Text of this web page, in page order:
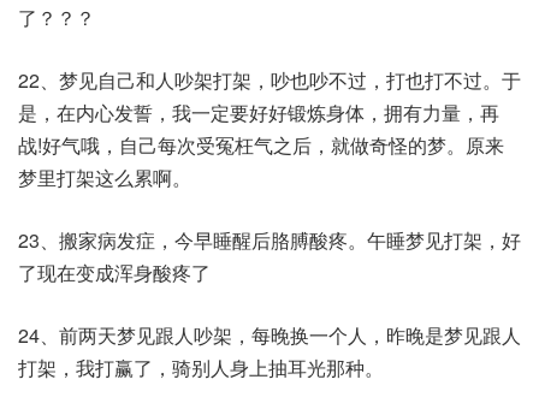
了？？？
22、梦见自己和人吵架打架，吵也吵不过，打也打不过。于
是，在内心发誓，我一定要好好锻炼身体，拥有力量，再
战!好气哦，自己每次受冤枉气之后，就做奇怪的梦。原来
梦里打架这么累啊。​
23、搬家病发症，今早睡醒后胳膊酸疼。午睡梦见打架，好
了现在变成浑身酸疼了
24、前两天梦见跟人吵架，每晚换一个人，昨晚是梦见跟人
打架，我打赢了，骑别人身上抽耳光那种。